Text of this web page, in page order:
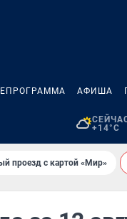
АФИША
+14°C
проезд с картой «Мир»